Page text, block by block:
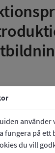
fungera på ett
du vill
Perstorp